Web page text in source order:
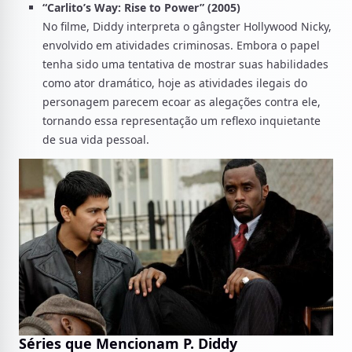
“Carlito’s Way: Rise to Power” (2005)
No filme, Diddy interpreta o gângster Hollywood Nicky,
envolvido em atividades criminosas. Embora o papel
tenha sido uma tentativa de mostrar suas habilidades
como ator dramático, hoje as atividades ilegais do
personagem parecem ecoar as alegações contra ele,
tornando essa representação um reflexo inquietante
de sua vida pessoal.
Séries que Mencionam P. Diddy